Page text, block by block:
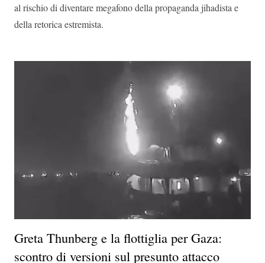
al rischio di diventare megafono della propaganda jihadista e
della retorica estremista.
Greta Thunberg e la flottiglia per Gaza:
scontro di versioni sul presunto attacco